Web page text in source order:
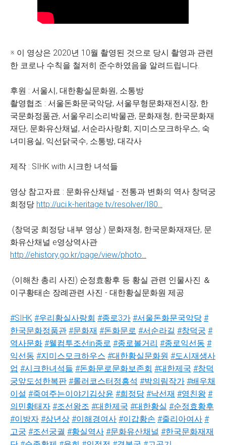
※ 이 영상은 2020년 10월 촬영된 것으로 당시 촬영과 관련
한 코로나 수칙을 철저히 준수하였음을 알려드립니다.
후원 : 서울시, 대한황실문화원, 소통방
촬영협조 : 서울돈화문국악당, 서울무형문화재전시장, 한
국문화정품관, 서울우리소리박물관, 문화재청, 한국문화재
재단, 문화유산채널, 서순라사랑회, 지미스모크하우스, 숙
녀미용실, 익선닭국수, 소통방, 대각사
제작 : SIHK with 시크한 녀석들
영상 참고자료 : 문화유산채널 - 전통과 변화의 역사 창덕궁
희정당 http://uci.k-heritage.tv/resolver/I80...
(창덕궁 희정당 내부 영상 ) 문화재청, 한국문화재재단, 문
화유산채널 e영상역사관
http://ehistory.go.kr/page/view/photo...
(이해찬 총리 사진) 순정효황후 등 황실 관련 인물사진 ＆
이구황태손 장례관련 사진 - 대한황실문화원 제공
#SIHK #우리황실사랑회 #종로3가​​​ #서울돈화문국악당​​​ #
한국문화정품관​​​ #문화재​​​ #돈화문로​​​ #서순라길​​​ #창덕궁​​​ #
역사문화​​​​​​ #웰컴투조선in종로​​​​ #종로볼거리​​​ #종로익선동​​​ #
익선동​​​ #지미스모크하우스​​​ #대한황실문화원​​​ #도시재생사
업​​​ #시크한녀석들​​​ #돈화문로문화보존회​​​ #대한제국​​​ #창덕
궁앞도성한복판​​​ #롤러코스터정흥석​​​ #박의림작가​​​ #배우채
이설​​​ #죽여주는이야기김상윤​​ #희정당 #낙선재 #영친왕 #
의민황태자 #조선왕조 #대한제국 #대한황실 #순정효황후
#이방자 #삼년상 #이해경여사 #이갑황손 #줄리아여사 #
고궁 #조선궁궐 #황실역사 #문화유산채널 #한국문화재재